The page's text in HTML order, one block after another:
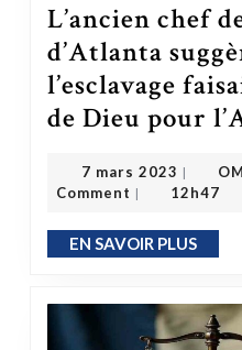
L’ancien chef
d’Atlanta
l’esclavage
de Dieu pour
7 mars 2023 |
Comment | 12h47
EN SAVOIR PLUSEN SAVOIR PLUS